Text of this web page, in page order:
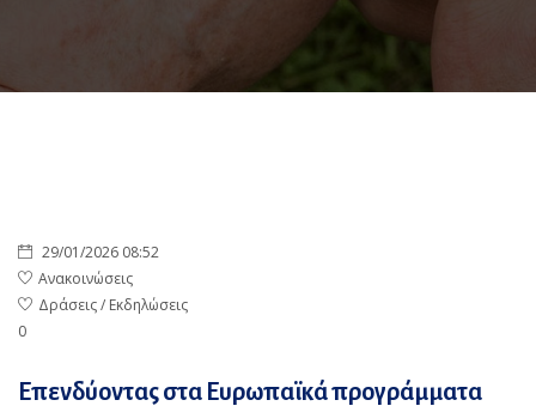
29/01/2026 08:52
Ανακοινώσεις
Δράσεις / Εκδηλώσεις
0
Επενδύοντας στα Ευρωπαϊκά προγράμματα